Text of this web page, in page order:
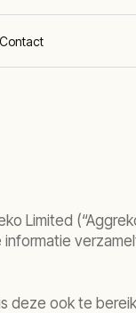
Contact
Limited
ook te